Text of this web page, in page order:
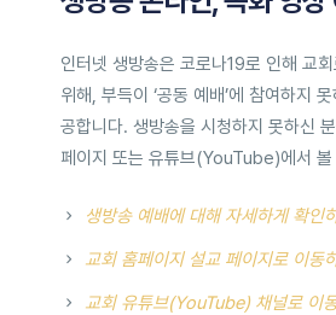
인터넷 생방송은 코로나19로 인해 교
위해, 부득이 ‘공동 예배’에 참여하지
공합니다. 생방송을 시청하지 못하신
페이지 또는 유튜브(YouTube)에서 볼
생방송 예배에 대해 자세하게 확인
교회 홈페이지 설교 페이지로 이동
교회 유튜브(YouTube) 채널로 이